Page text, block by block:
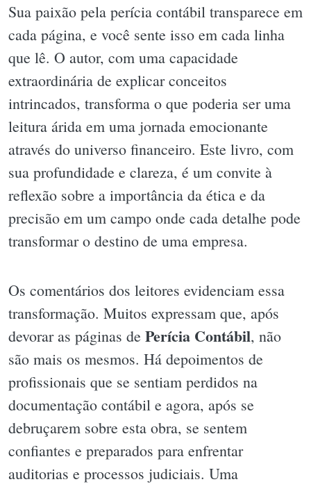
Sua paixão pela perícia contábil transparece em
cada página, e você sente isso em cada linha
que lê. O autor, com uma capacidade
extraordinária de explicar conceitos
intrincados, transforma o que poderia ser uma
leitura árida em uma jornada emocionante
através do universo financeiro. Este livro, com
sua profundidade e clareza, é um convite à
reflexão sobre a importância da ética e da
precisão em um campo onde cada detalhe pode
transformar o destino de uma empresa.
Os comentários dos leitores evidenciam essa
transformação. Muitos expressam que, após
devorar as páginas de Perícia Contábil, não
são mais os mesmos. Há depoimentos de
profissionais que se sentiam perdidos na
documentação contábil e agora, após se
debruçarem sobre esta obra, se sentem
confiantes e preparados para enfrentar
auditorias e processos judiciais. Uma